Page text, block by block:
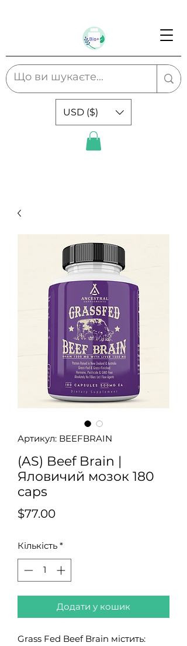
USD ($)
Артикул: BEEFBRAIN
(AS) Beef Brain |
Яловичий мозок 180
caps
$77.00Ціна
Кількість *
Додати у кошик
Grass Fed Beef Brain містить: